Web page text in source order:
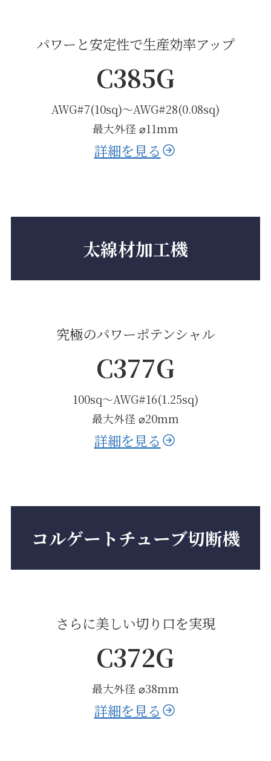
パワーと安定性で生産効率アップ
C385G
AWG#7(10sq)〜AWG#28(0.08sq)
最大外径 ⌀11mm
詳細を見る
太線材加工機
究極のパワーポテンシャル
C377G
100sq〜AWG#16(1.25sq)
最大外径 ⌀20mm
詳細を見る
コルゲートチューブ切断機
さらに美しい切り口を実現
C372G
最大外径 ⌀38mm
詳細を見る